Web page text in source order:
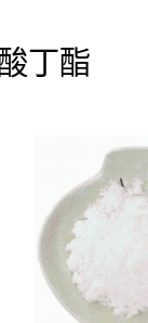
丁酯